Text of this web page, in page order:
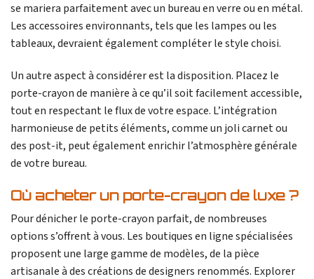
se mariera parfaitement avec un bureau en verre ou en métal.
Les accessoires environnants, tels que les lampes ou les
tableaux, devraient également compléter le style choisi.
Un autre aspect à considérer est la disposition. Placez le
porte-crayon de manière à ce qu’il soit facilement accessible,
tout en respectant le flux de votre espace. L’intégration
harmonieuse de petits éléments, comme un joli carnet ou
des post-it, peut également enrichir l’atmosphère générale
de votre bureau.
Où acheter un porte-crayon de luxe ?
Pour dénicher le porte-crayon parfait, de nombreuses
options s’offrent à vous. Les boutiques en ligne spécialisées
proposent une large gamme de modèles, de la pièce
artisanale à des créations de designers renommés. Explorer